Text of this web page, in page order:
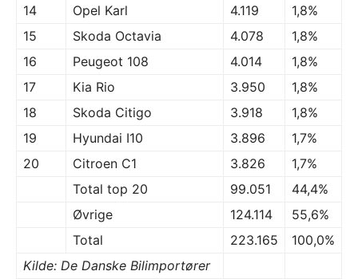
14
Opel Karl 4.119
1,8%
15
Skoda Octavia 4.078
1,8%
16
Peugeot 108 4.014
1,8%
17
Kia Rio 3.950
1,8%
18
Skoda Citigo 3.918
1,8%
19
Hyundai I10 3.896
1,7%
20
Citroen C1 3.826
1,7%
Total top 20
99.051
44,4%
Øvrige
124.114
55,6%
Total
223.165
100,0%
Kilde: De Danske Bilimportører